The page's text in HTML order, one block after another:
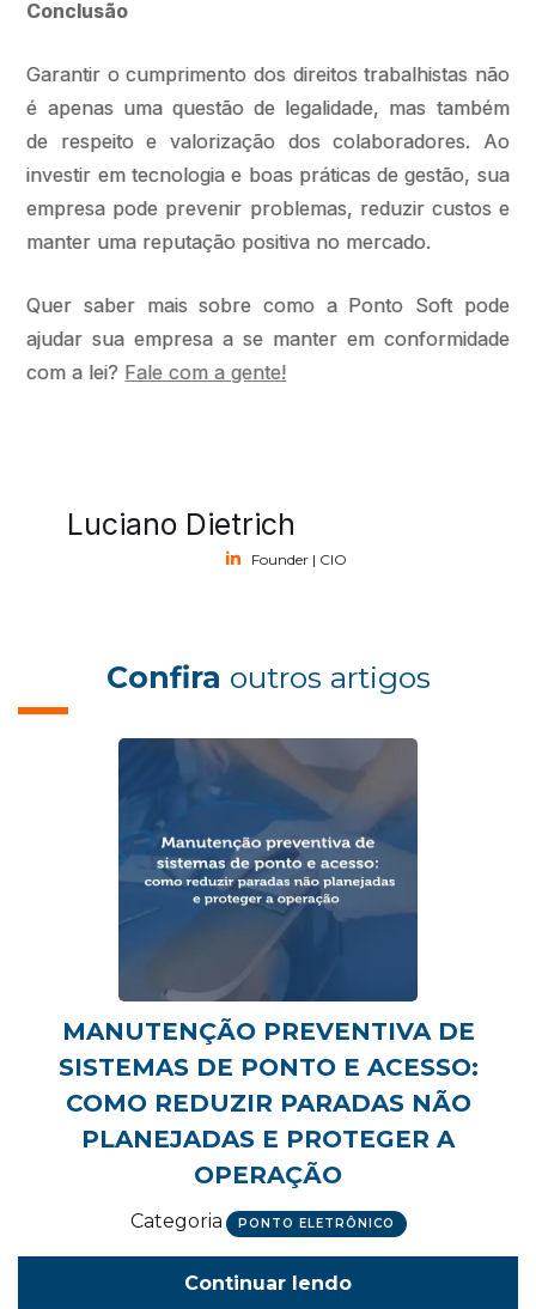
Conclusão
Garantir o cumprimento dos direitos trabalhistas não
é apenas uma questão de legalidade, mas também
de respeito e valorização dos colaboradores. Ao
investir em tecnologia e boas práticas de gestão, sua
empresa pode prevenir problemas, reduzir custos e
manter uma reputação positiva no mercado.
Quer saber mais sobre como a Ponto Soft pode
ajudar sua empresa a se manter em conformidade
com a lei? Fale com a gente!
Luciano Dietrich
Founder | CIO
Confira outros artigos
MANUTENÇÃO PREVENTIVA DE
SISTEMAS DE PONTO E ACESSO:
COMO REDUZIR PARADAS NÃO
PLANEJADAS E PROTEGER A
OPERAÇÃO
Categoria PONTO ELETRÔNICO
Continuar lendo